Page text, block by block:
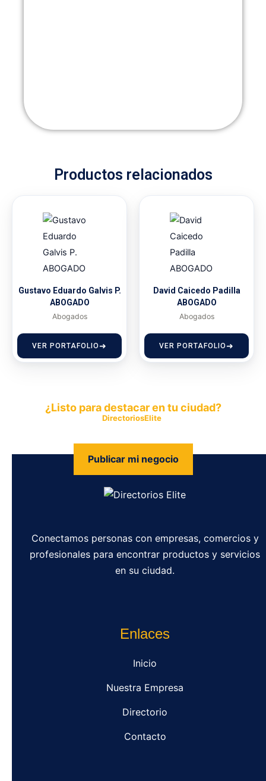
Productos relacionados
Gustavo Eduardo Galvis P.
ABOGADO
Abogados
VER PORTAFOLIO
David Caicedo Padilla
ABOGADO
Abogados
VER PORTAFOLIO
¿Listo para destacar en tu ciudad?
DirectoriosElite
Publicar mi negocio
Conectamos personas con empresas, comercios y
profesionales para encontrar productos y servicios
en su ciudad.
Enlaces
Inicio
Nuestra Empresa
Directorio
Contacto